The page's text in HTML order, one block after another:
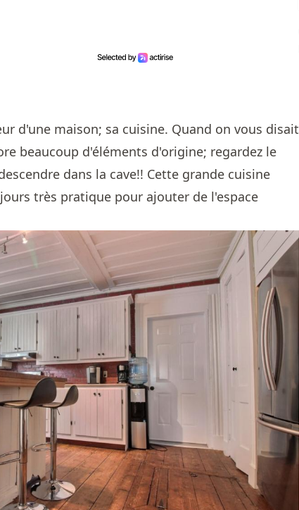
d'une maison; sa cuisine. Quand on vous disait
beaucoup d'éléments d'origine; regardez le
dans la cave!! Cette grande cuisine
très pratique pour ajouter de l'espace